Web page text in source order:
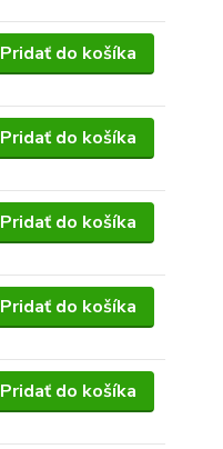
Pridať do košíka
Pridať do košíka
Pridať do košíka
Pridať do košíka
Pridať do košíka